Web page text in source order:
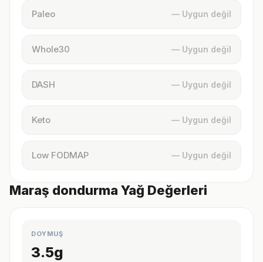
Paleo — Uygun değil
Whole30 — Uygun değil
DASH — Uygun değil
Keto — Uygun değil
Low FODMAP — Uygun değil
Maraş dondurma Yağ Değerleri
DOYMUŞ
3.5g